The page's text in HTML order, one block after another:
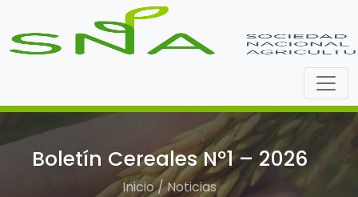
Boletín Cereales Nº1 – 2026
Inicio / Noticias